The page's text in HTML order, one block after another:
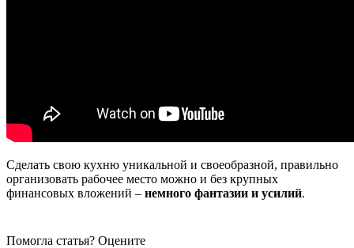
Сделать свою кухню уникальной и своеобразной, правильно
организовать рабочее место можно и без крупных
финансовых вложений – немного фантазии и усилий.
Помогла статья? Оцените